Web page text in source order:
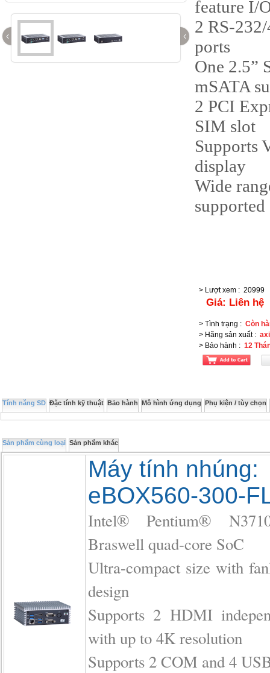
‹ ‹
feature I/
2 RS-
ports
One 2.5”
mSATA
2 PCI
SIM slot
Supports
display
Wide
supported
> Lượt xem : 20999
Giá: Liên hệ
> Tình trạng : Còn
> Hãng sản xuất:
> Bảo hành : 12
Tính năng SD Đặc tính kỹ thuật Bảo hành Mô hình ứng dụng Phụ kiện / tùy chọn
Sản phẩm cùng loại Sản phẩm khác
Máy tính nhúng:
eBOX560-300-
Intel® Pentium®
Braswell quad-core SoC
Ultra-compact size with
design
Supports 2 HDMI
with up to 4K resolution
Supports 2 COM and 4